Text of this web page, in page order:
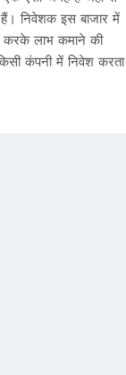
निवेशक इस बाजार में
करके लाभ कमाने की
कंपनी में निवेश करता